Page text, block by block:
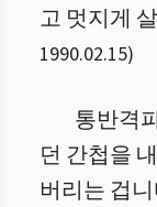
고 멋지게
1990.02.15)
통반격
던 간첩을
버리는 겁